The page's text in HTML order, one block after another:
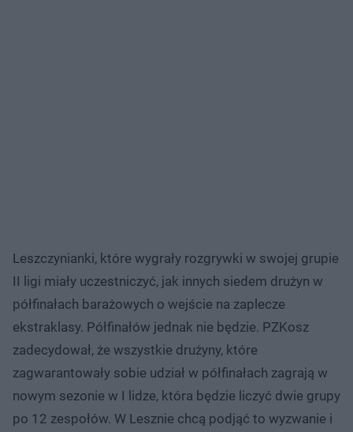
Leszczynianki, które wygrały rozgrywki w swojej grupie
II ligi miały uczestniczyć, jak innych siedem drużyn w
półfinałach barażowych o wejście na zaplecze
ekstraklasy. Półfinałów jednak nie będzie. PZKosz
zadecydował, że wszystkie drużyny, które
zagwarantowały sobie udział w półfinałach zagrają w
nowym sezonie w I lidze, która będzie liczyć dwie grupy
po 12 zespołów. W Lesznie chcą podjąć to wyzwanie i